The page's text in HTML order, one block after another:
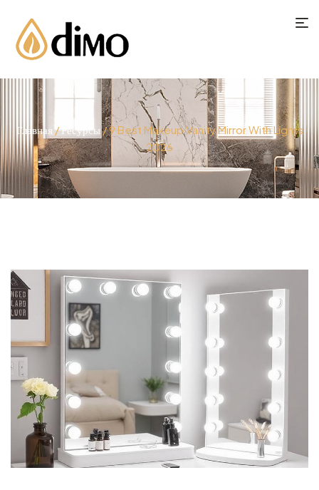
Главная/Ресурсы/ 9 Best Makeup Vanity Mirror With Lights
2026